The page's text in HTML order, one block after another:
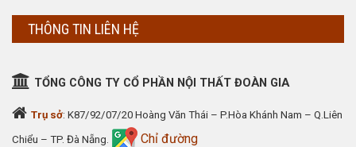
THÔNG TIN LIÊN HỆ
TỔNG CÔNG TY CỔ PHẦN NỘI THẤT ĐOÀN GIA
Trụ sở: K87/92/07/20 Hoàng Văn Thái – P.Hòa Khánh Nam – Q.Liên
Chiểu – TP. Đà Nẵng. Chỉ đường